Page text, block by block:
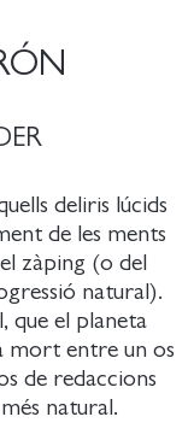
deliris lúcids
de les ments
zàping (o del
natural).
que el planeta
mort entre un os
de redaccions
natural.